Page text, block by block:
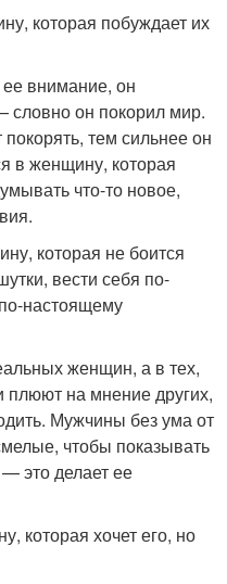
которая побуждает их
ее внимание, он
словно он покорил мир.
тем сильнее он
в женщину, которая
что-то новое,
которая не боится
вести себя по-
настоящему
женщин, а в тех,
плюют на мнение других,
Мужчины без ума от
чтобы показывать
это делает ее
которая хочет его, но